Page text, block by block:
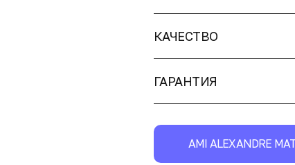
КАЧЕСТВО
ГАРАНТИЯ
AMI ALEXANDRE